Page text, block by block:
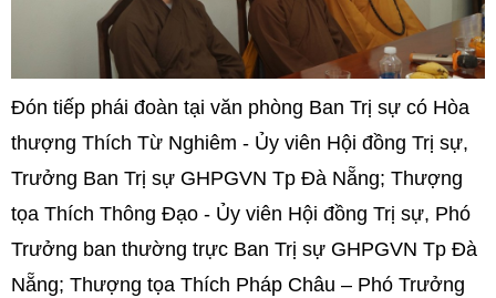
Đón tiếp phái đoàn tại văn phòng Ban Trị sự có Hòa
thượng Thích Từ Nghiêm - Ủy viên Hội đồng Trị sự,
Trưởng Ban Trị sự GHPGVN Tp Đà Nẵng; Thượng
tọa Thích Thông Đạo - Ủy viên Hội đồng Trị sự, Phó
Trưởng ban thường trực Ban Trị sự GHPGVN Tp Đà
Nẵng; Thượng tọa Thích Pháp Châu – Phó Trưởng